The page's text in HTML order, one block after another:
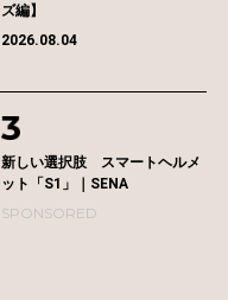
ズ編】
2026.08.04
新しい選択肢 スマートヘルメ
ット「S1」｜SENA
SPONSORED